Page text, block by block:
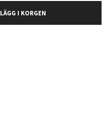
LÄGG I KORGEN